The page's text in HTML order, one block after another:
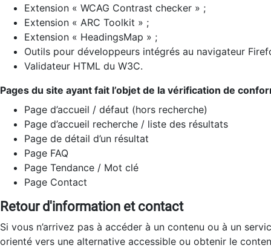
Extension « WCAG Contrast checker » ;
Extension « ARC Toolkit » ;
Extension « HeadingsMap » ;
Outils pour développeurs intégrés au navigateur
Validateur HTML du W3C.
Pages du site ayant fait l’objet de la vérification de
Page d’accueil / défaut (hors recherche)
Page d’accueil recherche / liste des résultats
Page de détail d’un résultat
Page FAQ
Page Tendance / Mot clé
Page Contact
Retour d'information et contact
Si vous n’arrivez pas à accéder à un contenu ou à un
orienté vers une alternative accessible ou obtenir le